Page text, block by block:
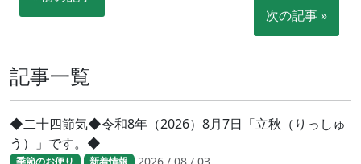
次の記事 »
記事一覧
◆二十四節気◆令和8年（2026）8月7日「立秋（りっしゅ
う）」です。◆
季節のお便り 新着情報